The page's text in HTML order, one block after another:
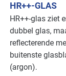
Industrie -
Industrie -
Industrie - verf
HR++-GLAS
HR++-glas ziet
dubbel glas,
reflecterende
buitenste
(argon).